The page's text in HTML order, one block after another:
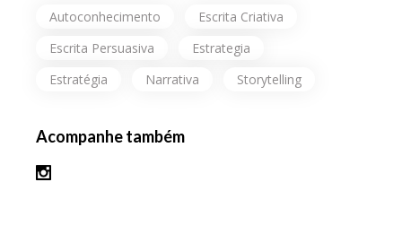
Autoconhecimento
Escrita Criativa
Escrita Persuasiva
Estrategia
Estratégia
Narrativa Storytelling
Acompanhe também